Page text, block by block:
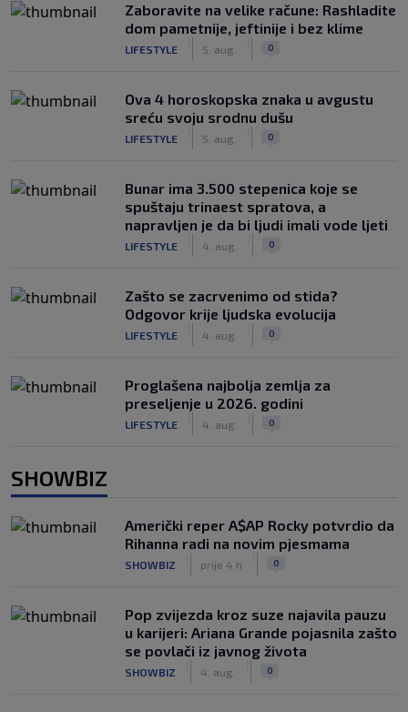
Zaboravite na velike račune: Rashladite
dom pametnije, jeftinije i bez klime
LIFESTYLE 5. aug. 0
Ova 4 horoskopska znaka u avgustu
sreću svoju srodnu dušu
LIFESTYLE 5. aug. 0
Bunar imа 3.500 stepenica koje se
spuštaju trinaest spratova, a
napravljen je da bi ljudi imali vode ljeti
LIFESTYLE 4. aug. 0
Zašto se zacrvenimo od stida?
Odgovor krije ljudska evolucija
LIFESTYLE 4. aug. 0
Proglašena najbolja zemlja za
preseljenje u 2026. godini
LIFESTYLE 4. aug. 0
SHOWBIZ
Američki reper A$AP Rocky potvrdio da
Rihanna radi na novim pjesmama
SHOWBIZ prije 4 h 0
Pop zvijezda kroz suze najavila pauzu
u karijeri: Ariana Grande pojasnila zašto
se povlači iz javnog života
SHOWBIZ 4. aug. 0